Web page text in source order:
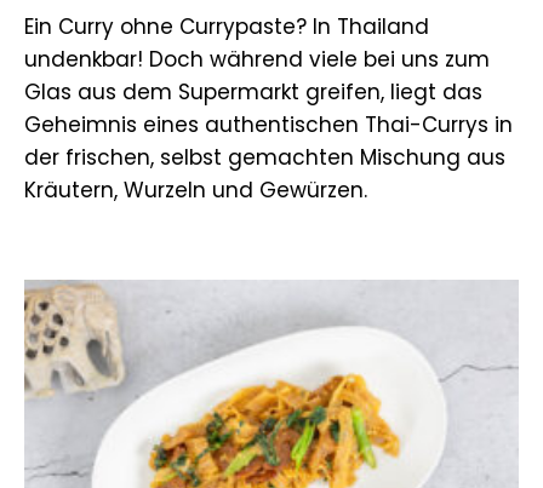
Ein Curry ohne Currypaste? In Thailand
undenkbar! Doch während viele bei uns zum
Glas aus dem Supermarkt greifen, liegt das
Geheimnis eines authentischen Thai-Currys in
der frischen, selbst gemachten Mischung aus
Kräutern, Wurzeln und Gewürzen.